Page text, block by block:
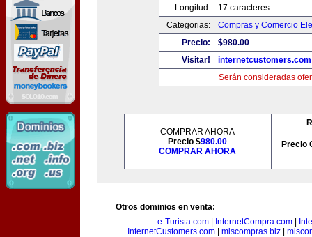
Longitud:
17 caracteres
Categorias:
Compras y Comercio
Precio:
$980.00
Visitar!
internetcustomers.com
Serán consideradas
COMPRAR AHORA
Precio $980.00
COMPRAR AHORA
Precio
Otros dominios en venta:
e-Turista.com
InternetCompra.com
InternetCustomers.com| miscompras.biz|